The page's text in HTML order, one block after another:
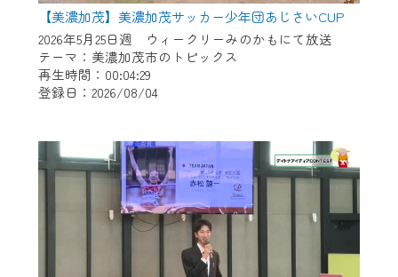
【美濃加茂】美濃加茂サッカー少年団あじさいCUP
2026年5月25日週 ウィークリーみのかもにて放送
テーマ：美濃加茂市のトピックス
再生時間：00:04:29
登録日：2026/08/04